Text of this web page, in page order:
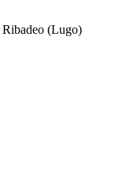
(Lugo)